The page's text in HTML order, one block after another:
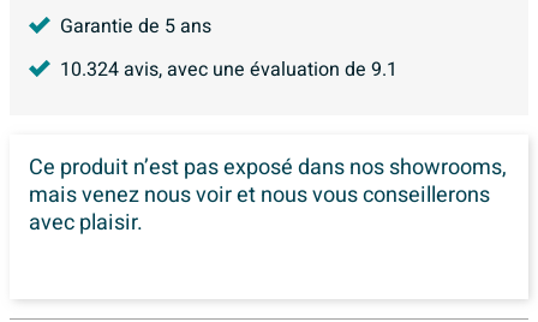
Garantie de 5 ans
10.324avis, avec une évaluation de 9.1
Ce produit n’est pas exposé dansnos showrooms,
mais venez nous voir et nous vous conseillerons
avec plaisir.